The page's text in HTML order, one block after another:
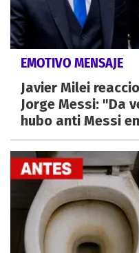
EMOTIVO MENSAJE
Javier Milei
Jorge Messi: "Da
hubo anti Messi